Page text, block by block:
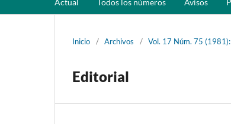
Actual Todos los números Avisos
Inicio / Archivos / Vol. 17 Núm. 75
Editorial